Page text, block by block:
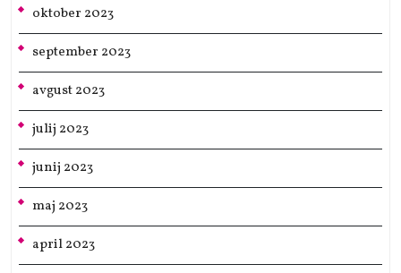
oktober 2023
september 2023
avgust 2023
julij 2023
junij 2023
maj 2023
april 2023